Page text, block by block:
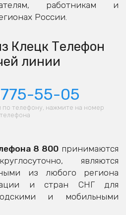
работникам и
России.
Клецк Телефон
линии
55-05
по телефону, нажмите на номер
телефона
8 800принимаются
являются
из любого региона
и стран СНГ для
и мобильными